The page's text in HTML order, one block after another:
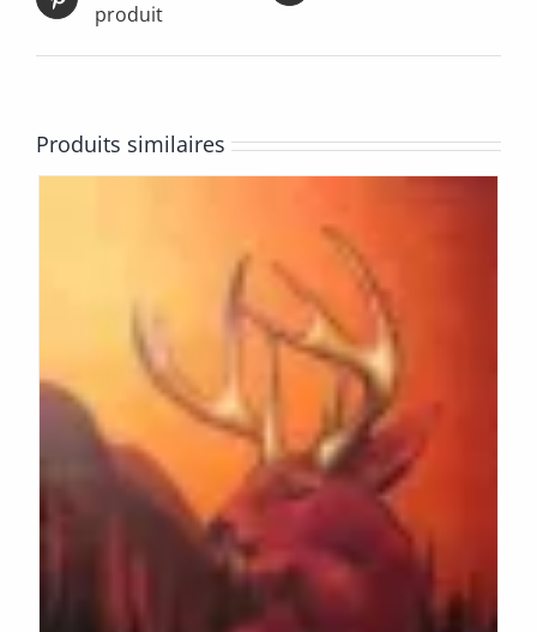
produit
Produits similaires